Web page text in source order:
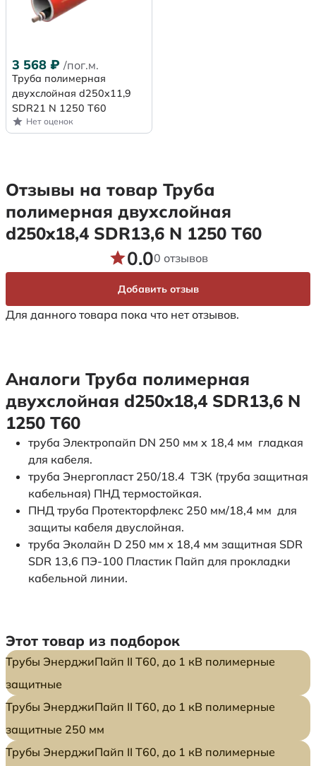
3 568 ₽ /пог.м.
Труба полимерная
двухслойная d250x11,9
SDR21 N 1250 Т60
Нет оценок
Отзывы на товар Труба
полимерная двухслойная
d250x18,4 SDR13,6 N 1250 Т60
Для данного товара пока что нет отзывов.
0.00 отзывов
Добавить отзыв
Аналоги Труба полимерная
двухслойная d250x18,4 SDR13,6 N
1250 Т60
труба Электропайп DN 250 мм x 18,4 мм гладкая
для кабеля.
труба Энергопласт 250/18.4 ТЗК (труба защитная
кабельная) ПНД термостойкая.
ПНД труба Протекторфлекс 250 мм/18,4 мм для
защиты кабеля двуслойная.
труба Эколайн D 250 мм x 18,4 мм защитная SDR
SDR 13,6 ПЭ-100 Пластик Пайп для прокладки
кабельной линии.
Этот товар из подборок
Трубы ЭнерджиПайп II Т60, до 1 кВ полимерные
защитные
Трубы ЭнерджиПайп II Т60, до 1 кВ полимерные
защитные 250 мм
Трубы ЭнерджиПайп II Т60, до 1 кВ полимерные